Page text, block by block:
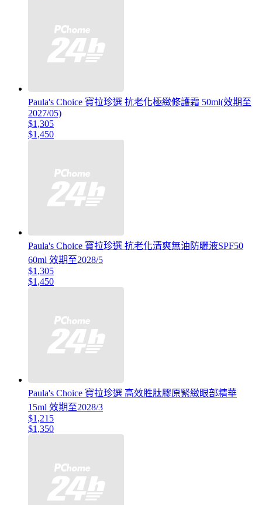
Paula's Choice 寶拉珍選 抗老化極緻修護霜 50ml(效期至
2027/05)
$1,305
$1,450
Paula's Choice 寶拉珍選 抗老化清爽無油防曬液SPF50
60ml 效期至2028/5
$1,305
$1,450
Paula's Choice 寶拉珍選 高效胜肽膠原緊緻眼部精華
15ml 效期至2028/3
$1,215
$1,350